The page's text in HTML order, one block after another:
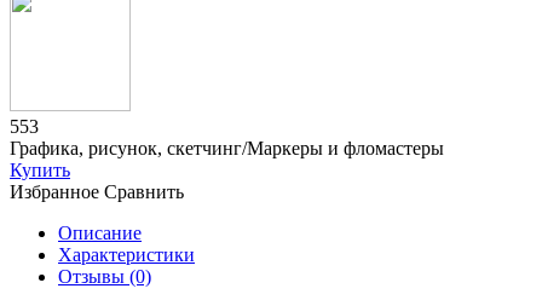
553
Графика, рисунок, скетчинг/Маркеры и фломастеры
Купить
Избранное Сравнить
Описание
Характеристики
Отзывы (0)